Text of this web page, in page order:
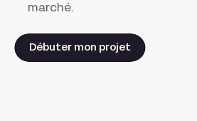
marché.
Débuter mon projet